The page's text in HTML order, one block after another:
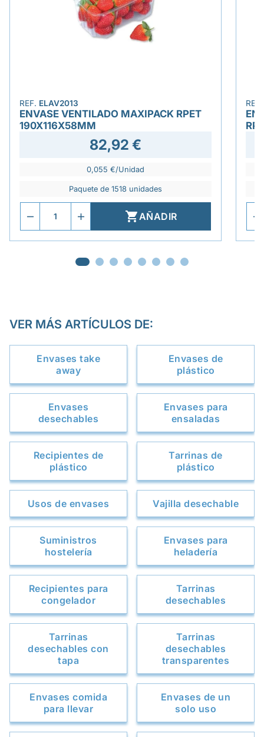
REF. ELAV2013
ENVASE VENTILADO MAXIPACK RPET
190X116X58MM
82,92 €
0,055 €/Unidad
Paquete de 1518 unidades
AÑADIR
VER MÁS ARTÍCULOS DE:
Envases take
away
Envases de
plástico
Envases
desechables
Envases para
ensaladas
Recipientes de
plástico
Tarrinas de
plástico
Usos de envases Vajilla desechable
Suministros
hostelería
Envases para
heladería
Recipientes para
congelador
Tarrinas
desechables
Tarrinas
desechables con
tapa
Tarrinas
desechables
transparentes
Envases comida
para llevar
Envases de un
solo uso